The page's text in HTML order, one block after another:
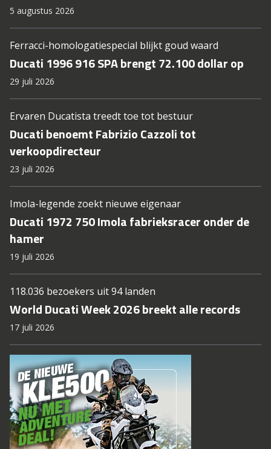
5 augustus 2026
Ferracci-homologatiespecial blijkt goud waard
Ducati 1996 916 SPA brengt 72.100 dollar op
29 juli 2026
Ervaren Ducatista treedt toe tot bestuur
Ducati benoemt Fabrizio Cazzoli tot
verkoopdirecteur
23 juli 2026
Imola-legende zoekt nieuwe eigenaar
Ducati 1972 750 Imola fabrieksracer onder de
hamer
19 juli 2026
118.036 bezoekers uit 94 landen
World Ducati Week 2026 breekt alle records
17 juli 2026